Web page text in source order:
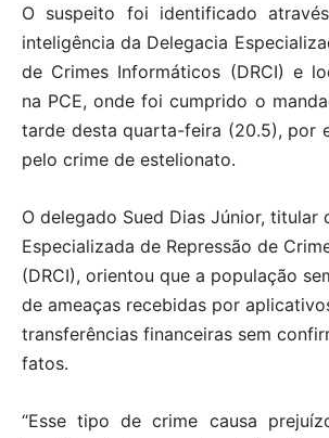
O suspeito foi identificado
inteligência da Delegacia
de Crimes Informáticos (DRCI) e
na PCE, onde foi cumprido o
tarde desta quarta-feira (20.5), por
pelo crime de estelionato.
O delegado Sued Dias Júnior, titular
Especializada de Repressão de
(DRCI), orientou que a população
de ameaças recebidas por
transferências financeiras sem
fatos.
“Esse tipo de crime causa